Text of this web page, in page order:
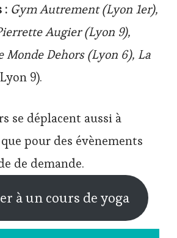
: Gym Autrement (Lyon 1er),
Augier (Lyon 9),
Monde Dehors (Lyon 6), La
9).
se déplacent aussi à
pour des évènements
de demande.
à un cours de yoga